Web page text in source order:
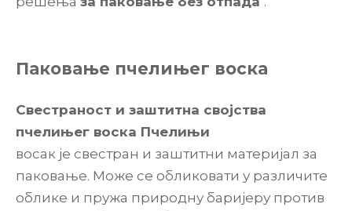
Паковање пчелињег воска
Свестраност и заштитна својства
пчелињег воска Пчелињи
восак је свестран и заштитни материјал за
паковање. Може се обликовати у различите
облике и пружа природну баријеру против